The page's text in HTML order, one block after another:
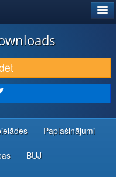
Paplašinājumi
BUJ